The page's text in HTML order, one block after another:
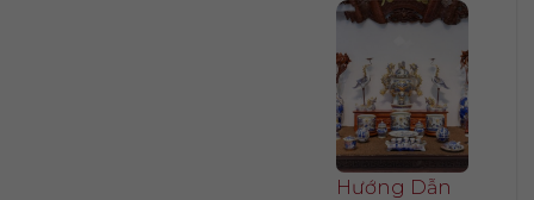
Hướng Dẫn